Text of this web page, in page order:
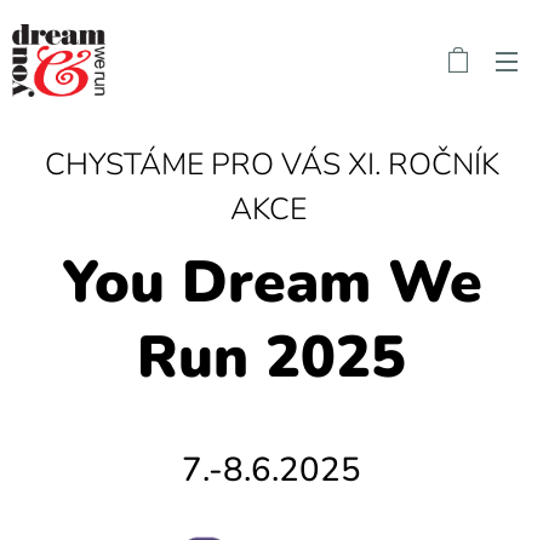
CHYSTÁME PRO VÁS XI. ROČNÍK
AKCE
You Dream We
Run 2025
7.-8.6.2025